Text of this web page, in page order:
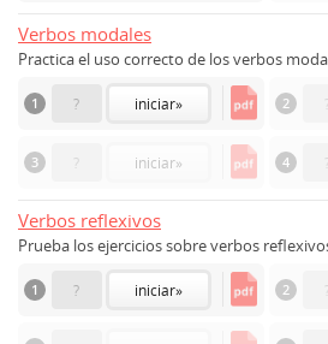
Verbos modales
Practica el uso correcto de los verbos
1 ? iniciar» 2 ?
3 ? iniciar» 4 ?
Verbos reflexivos
Prueba los ejercicios sobre verbos
1 ? iniciar» 2 ?